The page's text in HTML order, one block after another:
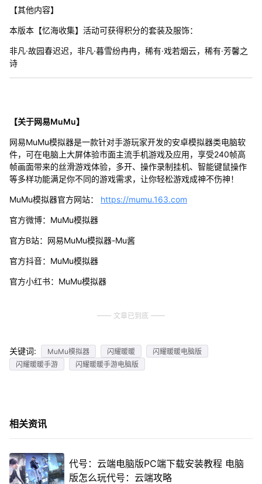
【其他内容】
本版本【忆海收集】活动可获得积分的套装及服饰：
非凡·故园春迟迟，非凡·暮雪纷冉冉，稀有·戏若烟云，稀有·芳馨之
诗
【关于网易MuMu】
网易MuMu模拟器是一款针对手游玩家开发的安卓模拟器类电脑软
件，可在电脑上大屏体验市面主流手机游戏及应用，享受240帧高
帧画面带来的丝滑游戏体验，多开、操作录制挂机、智能键鼠操作
等多样功能满足你不同的游戏需求，让你轻松游戏成神不伤神！
MuMu模拟器官方网站： https://mumu.163.com
官方微博：MuMu模拟器
官方B站：网易MuMu模拟器-Mu酱
官方抖音：MuMu模拟器
官方小红书：MuMu模拟器
文章已到底
关键词: MuMu模拟器 闪耀暖暖
闪耀暖暖电脑版
闪耀暖暖手游
闪耀暖暖手游电脑版
相关资讯
代号：云端电脑版PC端下载安装教程 电脑
版怎么玩代号：云端攻略